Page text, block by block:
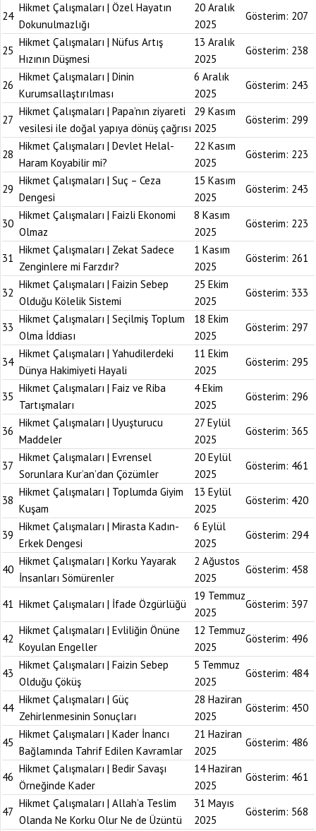
24
Hikmet Çalışmaları | Özel Hayatın
Dokunulmazlığı
20 Aralık
2025
Gösterim: 207
25
Hikmet Çalışmaları | Nüfus Artış
Hızının Düşmesi
13 Aralık
2025
Gösterim: 238
26
Hikmet Çalışmaları | Dinin
Kurumsallaştırılması
6 Aralık
2025
Gösterim: 243
27
Hikmet Çalışmaları | Papa’nın ziyareti
vesilesi ile doğal yapıya dönüş çağrısı
29 Kasım
2025
Gösterim: 299
28
Hikmet Çalışmaları | Devlet Helal-
Haram Koyabilir mi?
22 Kasım
2025
Gösterim: 223
29
Hikmet Çalışmaları | Suç – Ceza
Dengesi
15 Kasım
2025
Gösterim: 243
30
Hikmet Çalışmaları | Faizli Ekonomi
Olmaz
8 Kasım
2025
Gösterim: 223
31
Hikmet Çalışmaları | Zekat Sadece
Zenginlere mi Farzdır?
1 Kasım
2025
Gösterim: 261
32
Hikmet Çalışmaları | Faizin Sebep
Olduğu Kölelik Sistemi
25 Ekim
2025
Gösterim: 333
33
Hikmet Çalışmaları | Seçilmiş Toplum
Olma İddiası
18 Ekim
2025
Gösterim: 297
34
Hikmet Çalışmaları | Yahudilerdeki
Dünya Hakimiyeti Hayali
11 Ekim
2025
Gösterim: 295
35
Hikmet Çalışmaları | Faiz ve Riba
Tartışmaları
4 Ekim
2025
Gösterim: 296
36
Hikmet Çalışmaları | Uyuşturucu
Maddeler
27 Eylül
2025
Gösterim: 365
37
Hikmet Çalışmaları | Evrensel
Sorunlara Kur’an’dan Çözümler
20 Eylül
2025
Gösterim: 461
38
Hikmet Çalışmaları | Toplumda Giyim
Kuşam
13 Eylül
2025
Gösterim: 420
39
Hikmet Çalışmaları | Mirasta Kadın-
Erkek Dengesi
6 Eylül
2025
Gösterim: 294
40
Hikmet Çalışmaları | Korku Yayarak
İnsanları Sömürenler
2 Ağustos
2025
Gösterim: 458
41 Hikmet Çalışmaları | İfade Özgürlüğü
19 Temmuz
2025
Gösterim: 397
42
Hikmet Çalışmaları | Evliliğin Önüne
Koyulan Engeller
12 Temmuz
2025
Gösterim: 496
43
Hikmet Çalışmaları | Faizin Sebep
Olduğu Çöküş
5 Temmuz
2025
Gösterim: 484
44
Hikmet Çalışmaları | Güç
Zehirlenmesinin Sonuçları
28 Haziran
2025
Gösterim: 450
45
Hikmet Çalışmaları | Kader İnancı
Bağlamında Tahrif Edilen Kavramlar
21 Haziran
2025
Gösterim: 486
46
Hikmet Çalışmaları | Bedir Savaşı
Örneğinde Kader
14 Haziran
2025
Gösterim: 461
47
Hikmet Çalışmaları | Allah’a Teslim
Olanda Ne Korku Olur Ne de Üzüntü
31 Mayıs
2025
Gösterim: 568